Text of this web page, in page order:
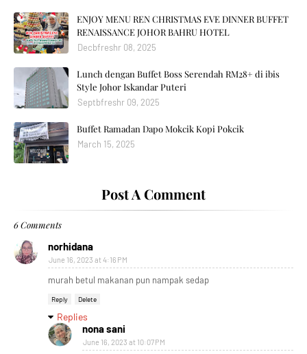
ENJOY MENU REN CHRISTMAS EVE DINNER BUFFET
RENAISSANCE JOHOR BAHRU HOTEL
Decbfreshr 08, 2025
Lunch dengan Buffet Boss Serendah RM28+ di ibis
Style Johor Iskandar Puteri
Septbfreshr 09, 2025
Buffet Ramadan Dapo Mokcik Kopi Pokcik
March 15, 2025
Post A Comment
6 Comments
norhidana
June 16, 2023 at 4:16 PM
murah betul makanan pun nampak sedap
Reply Delete
Replies
nona sani
June 16, 2023 at 10:07 PM